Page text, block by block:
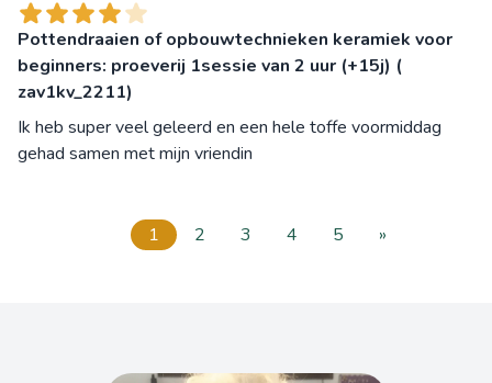
Pottendraaien of opbouwtechnieken keramiek voor
beginners: proeverij 1sessie van 2 uur (+15j) (
zav1kv_2211)
Ik heb super veel geleerd en een hele toffe voormiddag
gehad samen met mijn vriendin
1 2 3 4 5 »